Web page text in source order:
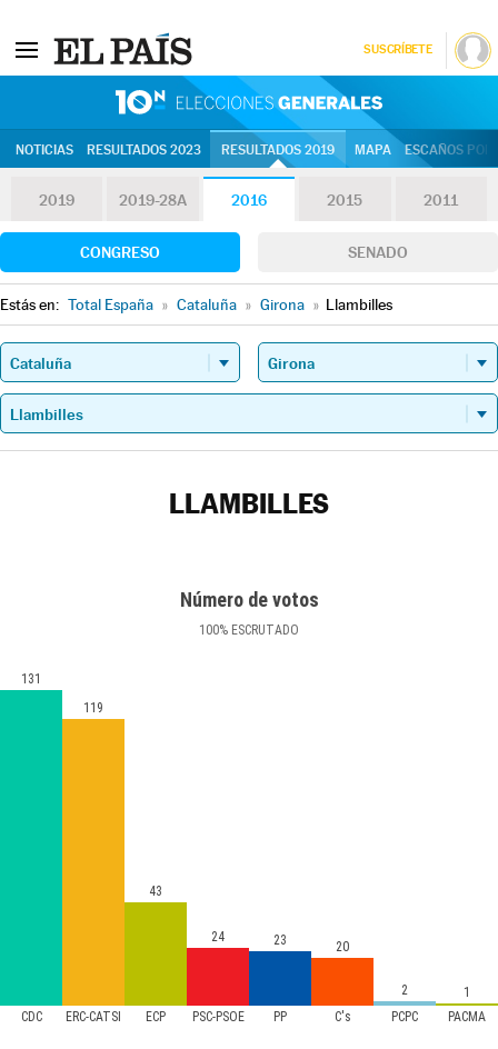
SUSCRÍBETE
NOTICIAS RESULTADOS 2023 RESULTADOS 2019 MAPA ESCAÑOS
2019 2019-28A 2016 2015 2011
CONGRESO SENADO
Estás en: Total España » Cataluña » Girona » Llambilles
LLAMBILLES
Número de votos
100% ESCRUTADO
CDC ERC-CATSÍ ECP PSC-PSOE PP C's PCPC PACMA
131
119
43
24 23 20
2 1